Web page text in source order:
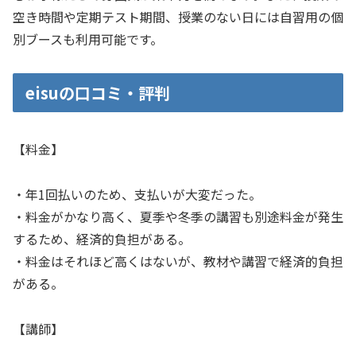
空き時間や定期テスト期間、授業のない日には自習用の個
別ブースも利用可能です。
eisuの口コミ・評判
【料金】
・年1回払いのため、支払いが大変だった。
・料金がかなり高く、夏季や冬季の講習も別途料金が発生
するため、経済的負担がある。
・料金はそれほど高くはないが、教材や講習で経済的負担
がある。
【講師】